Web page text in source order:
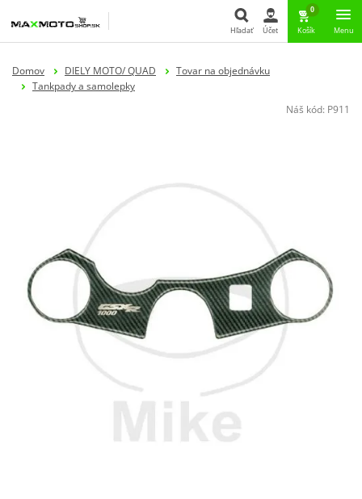
Hľadať Účet
0
Košík Menu
Domov DIELY MOTO/ QUAD
Tovar na objednávku
Tankpady a samolepky
Náš kód: P911